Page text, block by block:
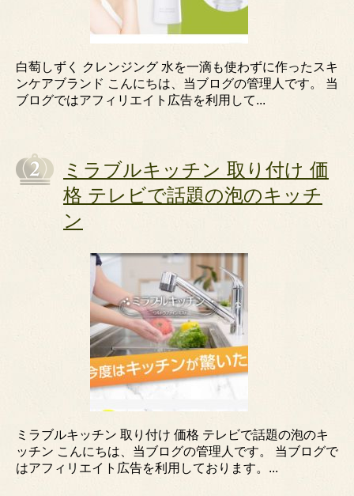
白萄しずく クレンジング 水を一滴も使わずに作ったスキ
ンケアブランド こんにちは、当ブログの管理人です。 当
ブログではアフィリエイト広告を利用して...
ミラブルキッチン 取り付け 価
格 テレビで話題の泡のキッチ
ン
ミラブルキッチン 取り付け 価格 テレビで話題の泡のキ
ッチン こんにちは、当ブログの管理人です。 当ブログで
はアフィリエイト広告を利用しております。...